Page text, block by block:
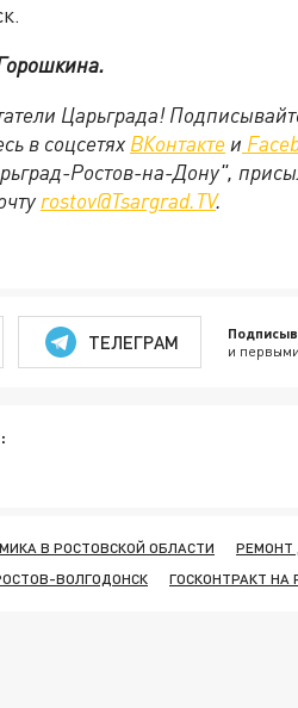
Царьграда!
в соцсетях ВКонтакте и
Ростов-на-Дону",
rostov@Tsargrad.TV.
ТЕЛЕГРАМ и
В РОСТОВСКОЙ ОБЛАСТИ
РЕМОНТ
ВОЛГОДОНСК
ГОСКОНТРАКТ НА